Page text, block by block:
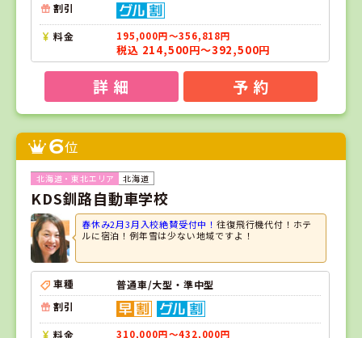
割引
料金 195,000円～356,818円
税込 214,500円～392,500円
詳 細 予 約
6位
北海道
KDS釧路自動車学校
春休み2月3月入校絶賛受付中！往復飛行機代付！ホテ
ルに宿泊！例年雪は少ない地域ですよ！
車種
普通車/大型・準中型
割引
料金 310,000円～432,000円